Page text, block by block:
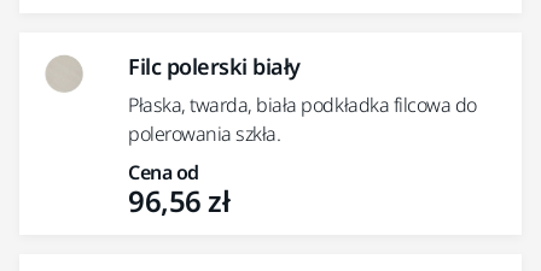
Filc polerski biały
Płaska, twarda, biała podkładka filcowa do
polerowania szkła.
Cena od
96,56 zł